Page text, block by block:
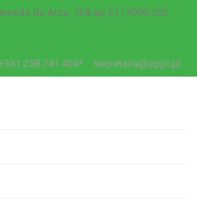
de Arca, 768-ap 51 | 4990-202
258 741 404* secretaria@eppl.pt